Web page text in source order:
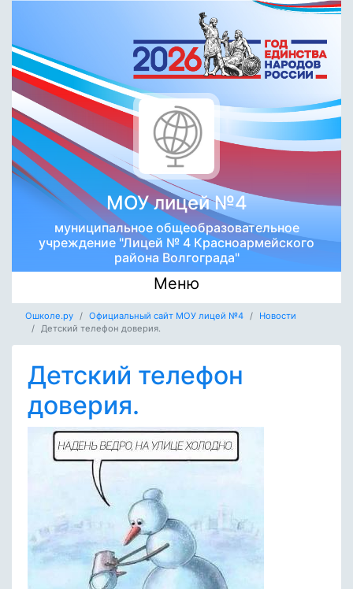
МОУ лицей №4
муниципальное общеобразовательное
учреждение "Лицей № 4 Красноармейского
района Волгограда"
Меню
Ошколе.ру Официальный сайт МОУ лицей №4
Новости
Детский телефон доверия.
Детский телефон
доверия.